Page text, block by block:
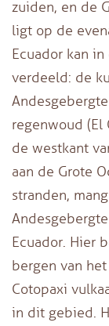
zuiden, en de
ligt op de
Ecuador kan
verdeeld: de
regenwoud (El
de westkant
aan de Grote
stranden,
Ecuador. Hier
bergen van
Cotopaxi
in dit gebied.